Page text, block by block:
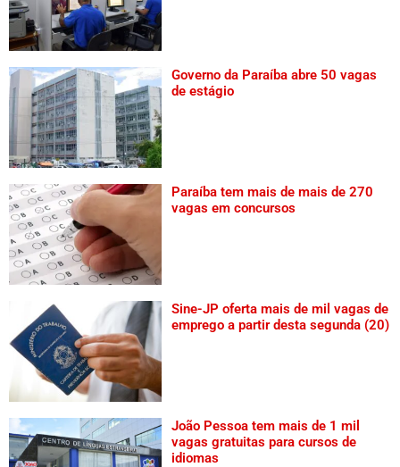
Governo da Paraíba abre 50 vagas
de estágio
Paraíba tem mais de mais de 270
vagas em concursos
Sine-JP oferta mais de mil vagas de
emprego a partir desta segunda (20)
João Pessoa tem mais de 1 mil
vagas gratuitas para cursos de
idiomas